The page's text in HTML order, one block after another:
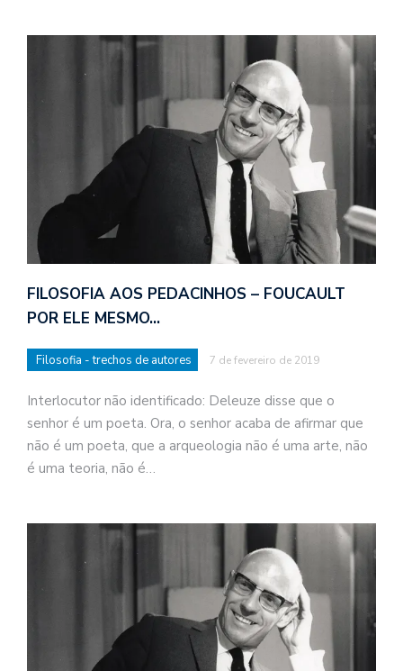
FILOSOFIA AOS PEDACINHOS – FOUCAULT
POR ELE MESMO…
Filosofia - trechos de autores 7 de fevereiro de 2019
Interlocutor não identificado: Deleuze disse que o
senhor é um poeta. Ora, o senhor acaba de afirmar que
não é um poeta, que a arqueologia não é uma arte, não
é uma teoria, não é…